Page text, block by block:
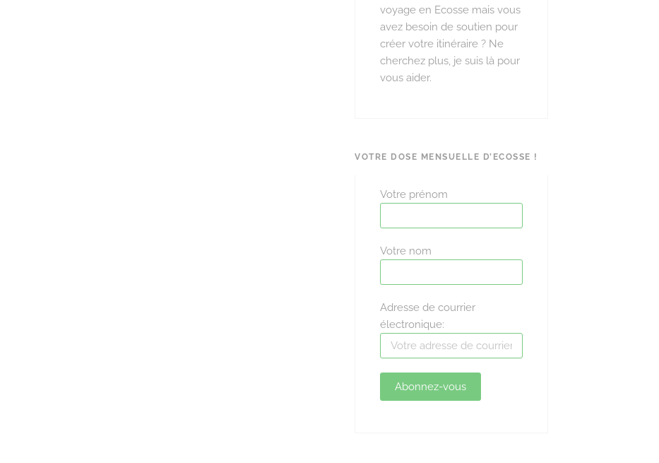
voyage en Ecosse mais vous
avez besoin de soutien pour
créer votre itinéraire ? Ne
cherchez plus, je suis là pour
vous aider.
VOTRE DOSE MENSUELLE D’ECOSSE !
Votre prénom
Votre nom
Adresse de courrier
électronique: